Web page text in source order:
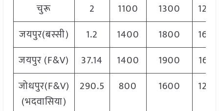
चुरू 2 1100 1300
जयपुर(बस्सी)
1.2 1400 1800
जयपुर (F&V)
37.14 1400 1900
1650
जोधपुर(F&V)
(भदवासिया)
290.5 800 1600